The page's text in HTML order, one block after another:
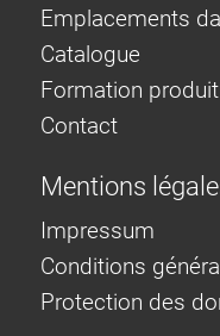
Emplacements
Catalogue
Formation produit
Contact
Mentions
Impressum
Conditions
Protection des